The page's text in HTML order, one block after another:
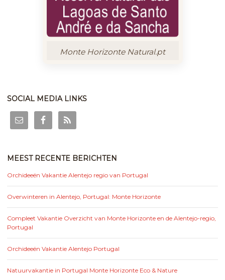
Monte Horizonte Natural.pt
SOCIAL MEDIA LINKS
MEEST RECENTE BERICHTEN
Orchideeën Vakantie Alentejo regio van Portugal
Overwinteren in Alentejo, Portugal: Monte Horizonte
Compleet Vakantie Overzicht van Monte Horizonte en de Alentejo-regio,
Portugal
Orchideeën Vakantie Alentejo Portugal
Natuurvakantie in Portugal Monte Horizonte Eco & Nature